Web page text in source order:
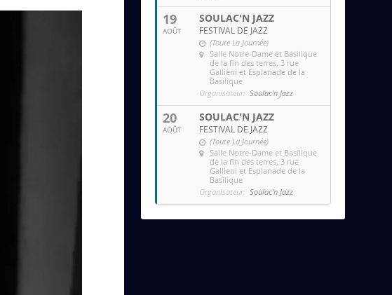
19
AOÛT
SOULAC'N JAZZ
FESTIVAL DE JAZZ
(Toute La Journée)
Salle Notre-Dame et Basilique
de la fin des terres , 3 rue
Gallieni et Esplanade de la
Basilique
Organisateur: Soulac'n Jazz
20
AOÛT
SOULAC'N JAZZ
FESTIVAL DE JAZZ
(Toute La Journée)
Salle Notre-Dame et Basilique
de la fin des terres , 3 rue
Gallieni et Esplanade de la
Basilique
Organisateur: Soulac'n Jazz